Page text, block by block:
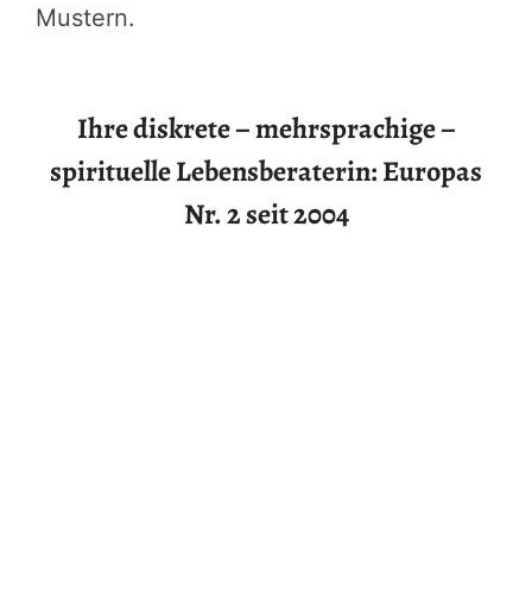
Mustern.
Ihre diskrete – mehrsprachige –
spirituelle Lebensberaterin: Europas
Nr. 2 seit 2004